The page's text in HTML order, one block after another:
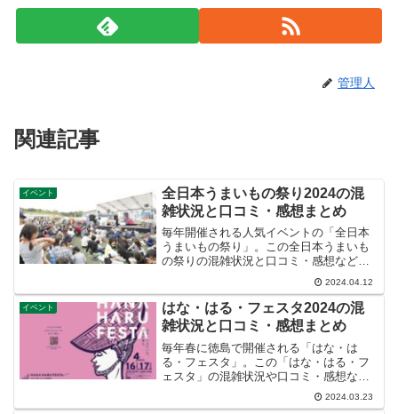
管理人
関連記事
イベント
全日本うまいもの祭り2024の混
雑状況と口コミ・感想まとめ
毎年開催される人気イベントの「全日本
うまいもの祭り」。この全日本うまいも
の祭りの混雑状況と口コミ・感想など紹
2024.04.12
イベント
はな・はる・フェスタ2024の混
雑状況と口コミ・感想まとめ
毎年春に徳島で開催される「はな・は
る・フェスタ」。この「はな・はる・フ
ェスタ」の混雑状況や口コミ・感想など
2024.03.23